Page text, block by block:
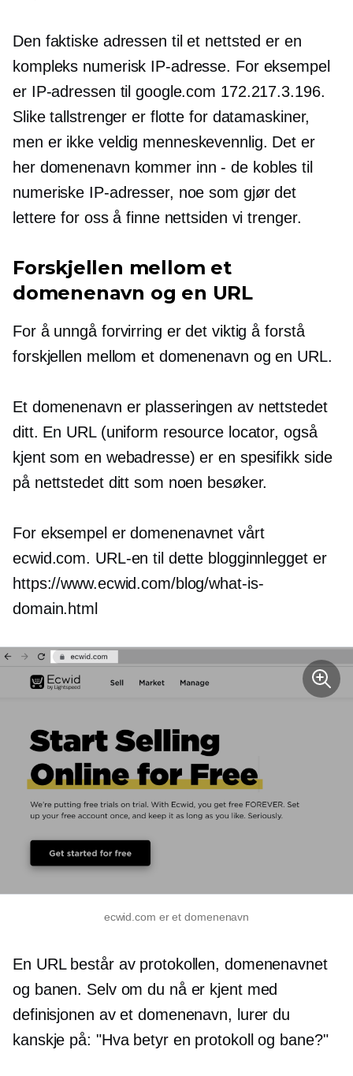
Den faktiske adressen til et nettsted er en
kompleks numerisk IP-adresse. For eksempel
er IP-adressen til google.com 172.217.3.196.
Slike tallstrenger er flotte for datamaskiner,
men er ikke veldig menneskevennlig. Det er
her domenenavn kommer inn- de kobles til
numeriske IP-adresser, noe som gjør det
lettere for oss å finne nettsiden vi trenger.
Forskjellen mellom et
domenenavn og en URL
For å unngå forvirring er det viktig å forstå
forskjellen mellom et domenenavn og en URL.
Et domenenavn er plasseringen av nettstedet
ditt. En URL (uniform resource locator, også
kjent som en webadresse) er en spesifikk side
på nettstedet ditt som noen besøker.
For eksempel er domenenavnet vårt
ecwid.com. URL-en til dette blogginnlegget er
https://www.ecwid.com/blog/what-is-
domain.html
ecwid.com er et domenenavn
En URL består av protokollen, domenenavnet
og banen. Selv om du nå er kjent med
definisjonen av et domenenavn, lurer du
kanskje på: "Hva betyr en protokoll og bane?"